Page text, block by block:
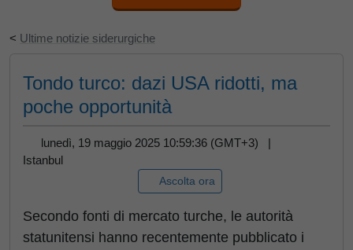
< Ultime notizie siderurgiche
Tondo turco: dazi USA ridotti, ma
poche opportunità
lunedì, 19 maggio 2025 10:59:36 (GMT+3) |
Istanbul
Ascolta ora
Secondo fonti di mercato turche, le autorità
statunitensi hanno recentemente pubblicato i